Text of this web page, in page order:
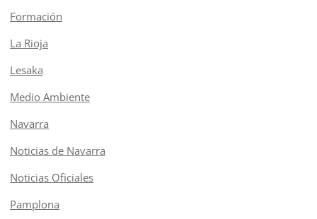
Formación
La Rioja
Lesaka
Medio Ambiente
Navarra
Noticias de Navarra
Noticias Oficiales
Pamplona